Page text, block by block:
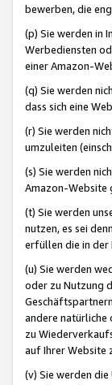
bewerben, die
(p) Sie werden in
Werbediensten
einer Amazon-
(q) Sie werden
dass sich eine
(r) Sie werden
umzuleiten
(s) Sie werden
Amazon-Website
(t) Sie werden
nutzen, es sei
erfüllen die in der
(u) Sie werden
oder zu Nutzung
andere natürliche
zu
auf Ihrer Website
(v) Sie werden